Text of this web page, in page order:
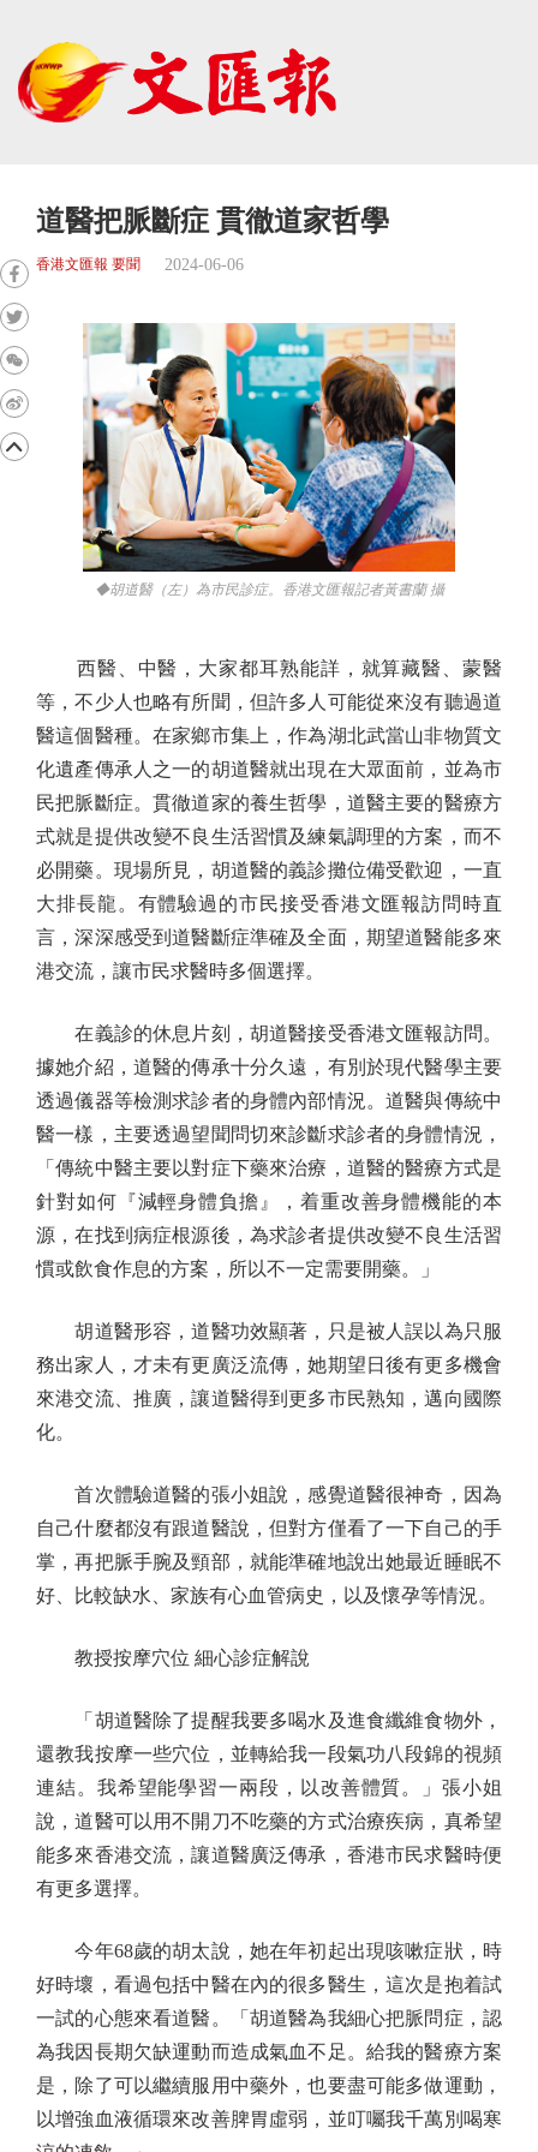
道醫把脈斷症 貫徹道家哲學
香港文匯報 要聞 2024-06-06
◆胡道醫（左）為市民診症。香港文匯報記者黃書蘭 攝
西醫、中醫，大家都耳熟能詳，就算藏醫、蒙醫
等，不少人也略有所聞，但許多人可能從來沒有聽過道
醫這個醫種。在家鄉市集上，作為湖北武當山非物質文
化遺產傳承人之一的胡道醫就出現在大眾面前，並為市
民把脈斷症。貫徹道家的養生哲學，道醫主要的醫療方
式就是提供改變不良生活習慣及練氣調理的方案，而不
必開藥。現場所見，胡道醫的義診攤位備受歡迎，一直
大排長龍。有體驗過的市民接受香港文匯報訪問時直
言，深深感受到道醫斷症準確及全面，期望道醫能多來
港交流，讓市民求醫時多個選擇。
在義診的休息片刻，胡道醫接受香港文匯報訪問。
據她介紹，道醫的傳承十分久遠，有別於現代醫學主要
透過儀器等檢測求診者的身體內部情況。道醫與傳統中
醫一樣，主要透過望聞問切來診斷求診者的身體情況，
「傳統中醫主要以對症下藥來治療，道醫的醫療方式是
針對如何『減輕身體負擔』，着重改善身體機能的本
源，在找到病症根源後，為求診者提供改變不良生活習
慣或飲食作息的方案，所以不一定需要開藥。」
胡道醫形容，道醫功效顯著，只是被人誤以為只服
務出家人，才未有更廣泛流傳，她期望日後有更多機會
來港交流、推廣，讓道醫得到更多市民熟知，邁向國際
化。
首次體驗道醫的張小姐說，感覺道醫很神奇，因為
自己什麼都沒有跟道醫說，但對方僅看了一下自己的手
掌，再把脈手腕及頸部，就能準確地說出她最近睡眠不
好、比較缺水、家族有心血管病史，以及懷孕等情況。
教授按摩穴位 細心診症解說
「胡道醫除了提醒我要多喝水及進食纖維食物外，
還教我按摩一些穴位，並轉給我一段氣功八段錦的視頻
連結。我希望能學習一兩段，以改善體質。」張小姐
說，道醫可以用不開刀不吃藥的方式治療疾病，真希望
能多來香港交流，讓道醫廣泛傳承，香港市民求醫時便
有更多選擇。
今年68歲的胡太說，她在年初起出現咳嗽症狀，時
好時壞，看過包括中醫在內的很多醫生，這次是抱着試
一試的心態來看道醫。「胡道醫為我細心把脈問症，認
為我因長期欠缺運動而造成氣血不足。給我的醫療方案
是，除了可以繼續服用中藥外，也要盡可能多做運動，
以增強血液循環來改善脾胃虛弱，並叮囑我千萬別喝寒